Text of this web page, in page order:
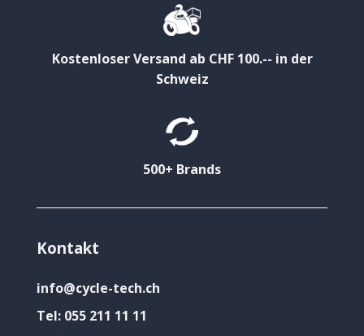
Kostenloser Versand ab CHF 100.-- in der
Schweiz
500+ Brands
Kontakt
info@cycle-tech.ch
Tel: 055 211 11 11